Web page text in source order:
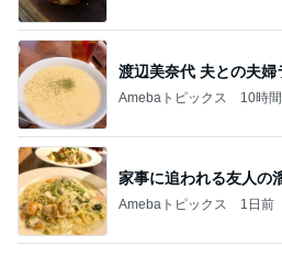
渡辺美奈代 夫との夫婦
Amebaトピックス 10時
家事に追われる友人の
Amebaトピックス 1日前